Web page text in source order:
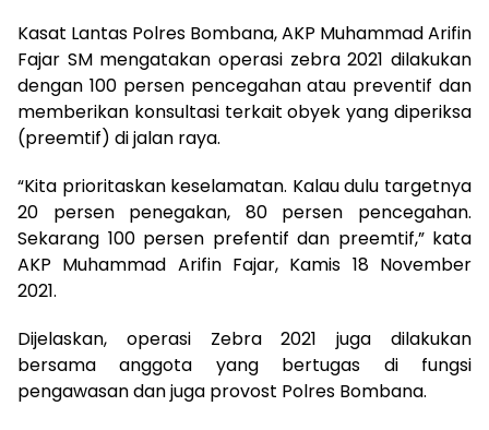
Kasat Lantas Polres Bombana, AKP Muhammad Arifin
Fajar SM mengatakan operasi zebra 2021 dilakukan
dengan 100 persen pencegahan atau preventif dan
memberikan konsultasi terkait obyek yang diperiksa
(preemtif) di jalan raya.
“Kita prioritaskan keselamatan. Kalau dulu targetnya
20 persen penegakan, 80 persen pencegahan.
Sekarang 100 persen prefentif dan preemtif,” kata
AKP Muhammad Arifin Fajar, Kamis 18 November
2021.
Dijelaskan, operasi Zebra 2021 juga dilakukan
bersama anggota yang bertugas di fungsi
pengawasan dan juga provost Polres Bombana.